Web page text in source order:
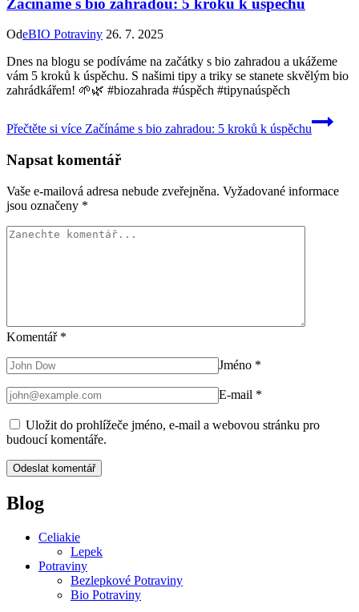
OdeBIO Potraviny 26. 7. 2025
Dnes na blogu se podíváme na začátky s bio zahradou a ukážeme
vám 5 kroků k úspěchu. S našimi tipy a triky se stanete skvělým bio
zahrádkářem! 🌱🌿 #biozahrada #úspěch #tipynaúspěch
Přečtěte si více Začínáme s bio zahradou: 5 kroků k úspěchu
Napsat komentář
Vaše e-mailová adresa nebude zveřejněna. Vyžadované informace
jsou označeny *
Komentář *
Jméno *
E-mail *
Uložit do prohlížeče jméno, e-mail a webovou stránku pro
budoucí komentáře.
Blog
Celiakie
Lepek
Potraviny
Bezlepkové Potraviny
Bio Potraviny